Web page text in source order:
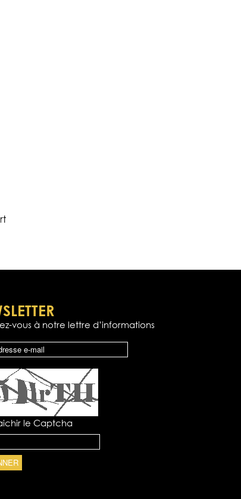
vous à notre lettre d’informations